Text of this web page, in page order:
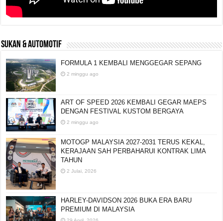
SUKAN & AUTOMOTIF
FORMULA 1 KEMBALI MENGGEGAR SEPANG
2 minggu ago
ART OF SPEED 2026 KEMBALI GEGAR MAEPS
DENGAN FESTIVAL KUSTOM BERGAYA
2 minggu ago
MOTOGP MALAYSIA 2027-2031 TERUS KEKAL,
KERAJAAN SAH PERBAHARUI KONTRAK LIMA
TAHUN
2 Julai, 2026
HARLEY-DAVIDSON 2026 BUKA ERA BARU
PREMIUM DI MALAYSIA